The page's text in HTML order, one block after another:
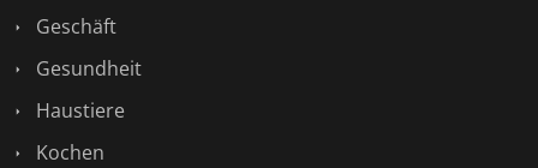
Geschäft
Gesundheit
Haustiere
Kochen